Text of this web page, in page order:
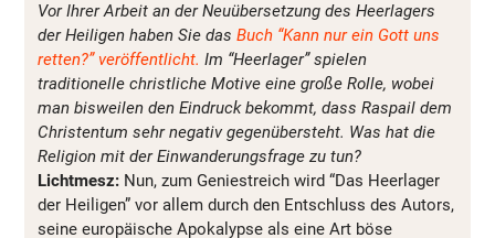
Vor Ihrer Arbeit an der Neuübersetzung des Heerlagers
der Heiligen haben Sie das Buch “Kann nur ein Gott uns
retten?” veröffentlicht. Im “Heerlager” spielen
traditionelle christliche Motive eine große Rolle, wobei
man bisweilen den Eindruck bekommt, dass Raspail dem
Christentum sehr negativ gegenübersteht. Was hat die
Religion mit der Einwanderungsfrage zu tun?
Lichtmesz: Nun, zum Geniestreich wird “Das Heerlager
der Heiligen” vor allem durch den Entschluss des Autors,
seine europäische Apokalypse als eine Art böse